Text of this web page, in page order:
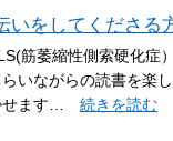
をしてくださる
筋萎縮性側索硬化症
いながらの読書を楽
せます… 続きを読む